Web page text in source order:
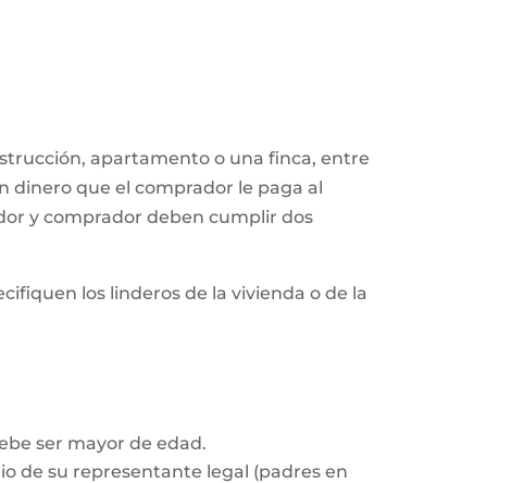
apartamento o una finca, entre
dinero que el comprador le paga al
y comprador deben cumplir dos
los linderos de la vivienda o de la
ser mayor de edad.
de su representante legal (padres en